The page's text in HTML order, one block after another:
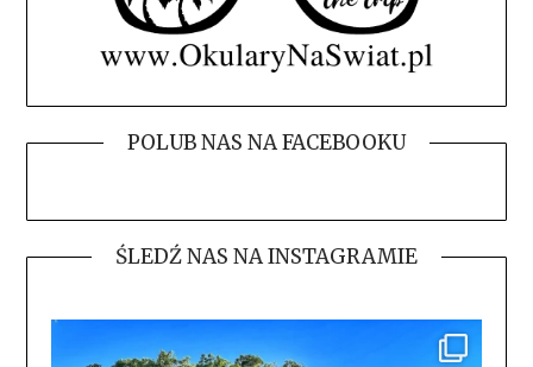
POLUB NAS NA FACEBOOKU
ŚLEDŹ NAS NA INSTAGRAMIE